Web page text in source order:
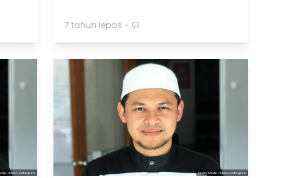
7 tahun lepas ⋅